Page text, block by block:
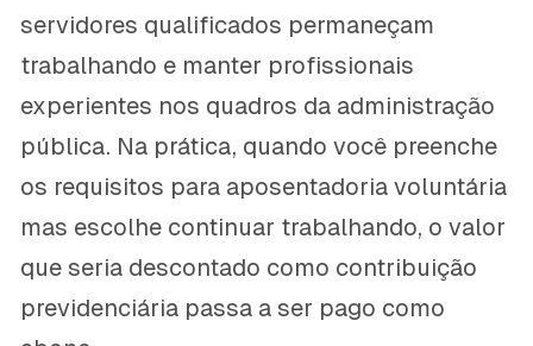
servidores qualificados permaneçam
trabalhando e manter profissionais
experientes nos quadros da administração
pública. Na prática, quando você preenche
os requisitos para aposentadoria voluntária
mas escolhe continuar trabalhando, o valor
que seria descontado como contribuição
previdenciária passa a ser pago como